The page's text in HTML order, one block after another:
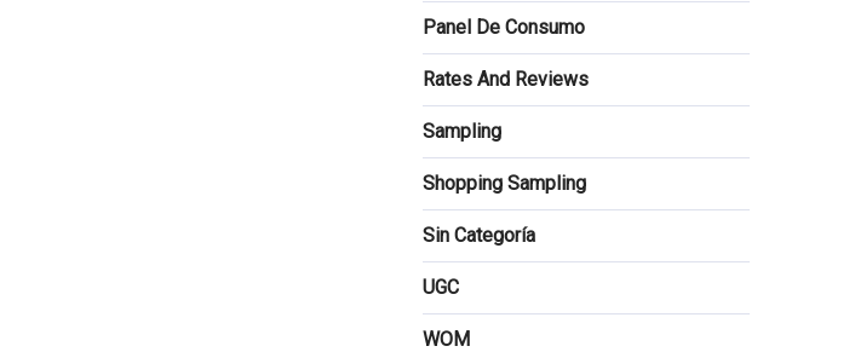
Panel De Consumo
Rates And Reviews
Sampling
Shopping Sampling
Sin Categoría
UGC
WOM